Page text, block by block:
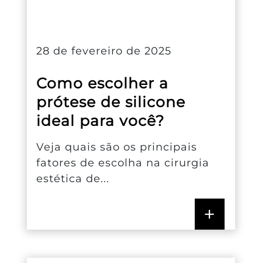
28 de fevereiro de 2025
Como escolher a
prótese de silicone
ideal para você?
Veja quais são os principais
fatores de escolha na cirurgia
estética de...
+